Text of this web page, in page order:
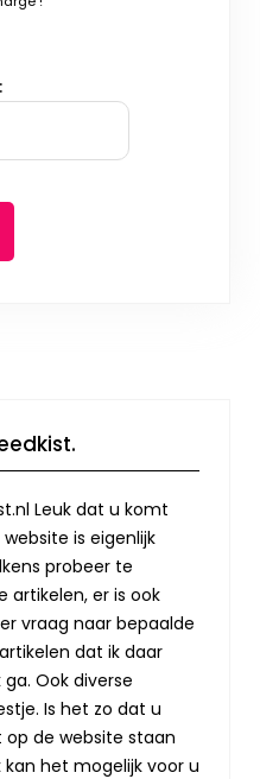
Leuk dat u komt
is eigenlijk
probeer te
artikelen, er is ook
vraag naar bepaalde
dat ik daar
Ook diverse
Is het zo dat u
de website staan
het mogelijk voor u